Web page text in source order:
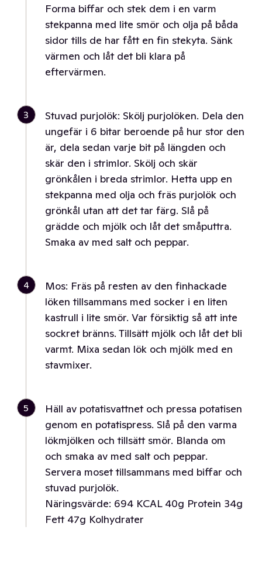
Forma biffar och stek dem i en varm
stekpanna med lite smör och olja på båda
sidor tills de har fått en fin stekyta. Sänk
värmen och låt det bli klara på
eftervärmen.
3
Stuvad purjolök: Skölj purjolöken. Dela den
ungefär i 6 bitar beroende på hur stor den
är, dela sedan varje bit på längden och
skär den i strimlor. Skölj och skär
grönkålen i breda strimlor. Hetta upp en
stekpanna med olja och fräs purjolök och
grönkål utan att det tar färg. Slå på
grädde och mjölk och låt det småputtra.
Smaka av med salt och peppar.
4
Mos: Fräs på resten av den finhackade
löken tillsammans med socker i en liten
kastrull i lite smör. Var försiktig så att inte
sockret bränns. Tillsätt mjölk och låt det bli
varmt. Mixa sedan lök och mjölk med en
stavmixer.
5
Häll av potatisvattnet och pressa potatisen
genom en potatispress. Slå på den varma
lökmjölken och tillsätt smör. Blanda om
och smaka av med salt och peppar.
Servera moset tillsammans med biffar och
stuvad purjolök.
Näringsvärde: 694 KCAL 40g Protein 34g
Fett 47g Kolhydrater